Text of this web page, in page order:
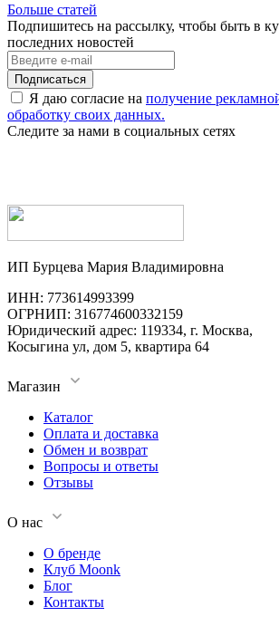
Больше статей
Подпишитесь на рассылку, чтобы быть в
последних новостей
Я даю согласие на получение
обработку своих данных.
Следите за нами в социальных сетях
ИП Бурцева Мария Владимировна
ИНН: 773614993399
ОГРНИП: 316774600332159
Юридический адрес: 119334, г. Москва,
Косыгина ул, дом 5, квартира 64
Магазин
Каталог
Оплата и доставка
Обмен и возврат
Вопросы и ответы
Отзывы
О нас
О бренде
Клуб Moonk
Блог
Контакты